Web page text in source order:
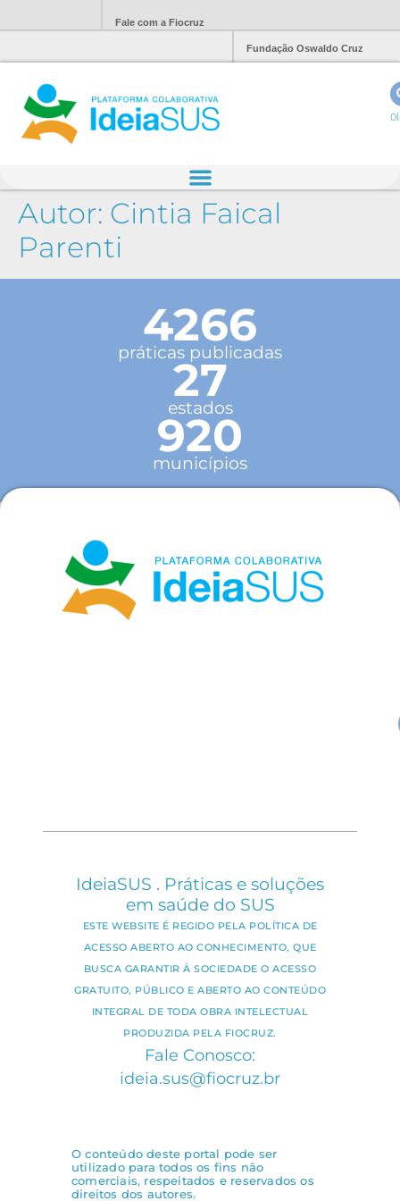
Fale com a Fiocruz
Fundação Oswaldo Cruz
Autor: Cintia Faical
Parenti
4266
práticas publicadas
27
estados
920
municípios
IdeiaSUS . Práticas e soluções
em saúde do SUS
ESTE WEBSITE É REGIDO PELA POLÍTICA DE
ACESSO ABERTO AO CONHECIMENTO, QUE
BUSCA GARANTIR À SOCIEDADE O ACESSO
GRATUITO, PÚBLICO E ABERTO AO CONTEÚDO
INTEGRAL DE TODA OBRA INTELECTUAL
PRODUZIDA PELA FIOCRUZ.
Fale Conosco:
ideia.sus@fiocruz.br
O conteúdo deste portal pode ser
utilizado para todos os fins não
comerciais, respeitados e reservados os
direitos dos autores.